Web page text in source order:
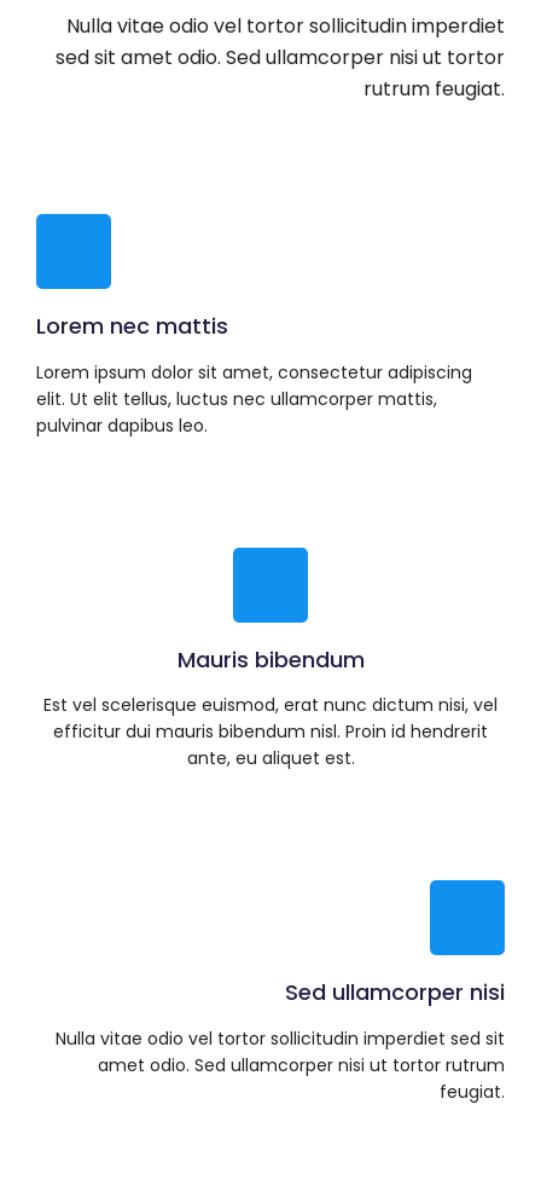
Nulla vitae odio vel tortor sollicitudin imperdiet
sed sit amet odio. Sed ullamcorper nisi ut tortor
rutrum feugiat.
Lorem nec mattis
Lorem ipsum dolor sit amet, consectetur adipiscing
elit. Ut elit tellus, luctus nec ullamcorper mattis,
pulvinar dapibus leo.
Mauris bibendum
Est vel scelerisque euismod, erat nunc dictum nisi, vel
efficitur dui mauris bibendum nisl. Proin id hendrerit
ante, eu aliquet est.
Sed ullamcorper nisi
Nulla vitae odio vel tortor sollicitudin imperdiet sed sit
amet odio. Sed ullamcorper nisi ut tortor rutrum
feugiat.